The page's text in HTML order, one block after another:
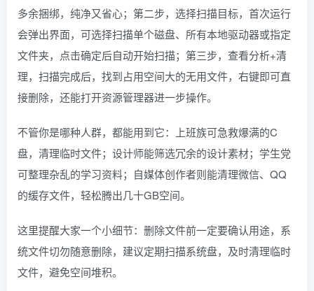
多余捆绑，纯净又省心；第二步，选择扫描目标，首次运行
会弹出界面，可选择扫描单个磁盘、所有本地驱动器或指定
文件夹，点击确定后自动开始扫描；第三步，查看分析+清
理，扫描完成后，找到占用空间大的无用文件，右键即可直
接删除，还能打开资源管理器进一步操作。
不管你是哪种人群，都能用到它：上班族可急救爆满的C
盘，清理临时文件；设计师能筛选冗余的设计素材；学生党
可整理杂乱的学习资料；自媒体创作者则能清理微信、QQ
的缓存文件，轻松腾出几十GB空间。
这里提醒大家一个小细节：删除文件前一定要确认用途，系
统文件切勿随意删除，建议定期扫描系统盘，及时清理临时
文件，避免空间堆积。